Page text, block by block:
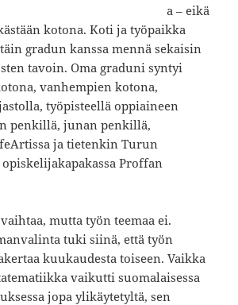
a – eikä
kotona. Koti ja työpaikka
gradun kanssa mennä sekaisin
tavoin. Oma graduni syntyi
vanhempien kotona,
työpisteellä oppiaineen
penkillä, junan penkillä,
ja tietenkin Turun
opiskelijakapakassa Proffan
mutta työn teemaa ei.
tuki siinä, että työn
kuukaudesta toiseen. Vaikka
vaikutti suomalaisessa
jopa ylikäytetyltä, sen